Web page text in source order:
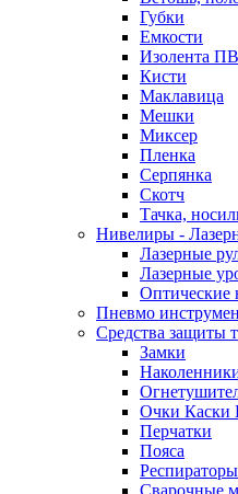
Губки
Емкости
Изолента
Кисти
Маклавица
Мешки
Миксер
Пленка
Серпянка
Скотч
Тачка,
Нивелиры -
Лазерные
Лазерные
Оптические
Пневмо
Средства защиты
Замки
Очки Каски
Перчатки
Пояса
Респираторы
Сварочные